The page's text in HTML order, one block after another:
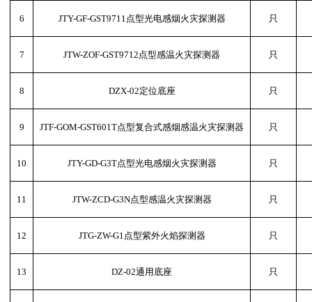
6 JTY-GF-GST9711点型光电感烟火灾探测器 只
7 JTW-ZOF-GST9712点型感温火灾探测器 只
8 DZX-02定位底座 只
9 JTF-GOM-GST601T点型复合式感烟感温火灾探测器 只
10 JTY-GD-G3T点型光电感烟火灾探测器 只
11 JTW-ZCD-G3N点型感温火灾探测器 只
12 JTG-ZW-G1点型紫外火焰探测器 只
13 DZ-02通用底座 只